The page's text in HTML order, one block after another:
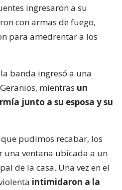
ingresaron a su
con armas de fuego,
para amedrentar a los
banda ingresó a una
mientras un
junto a su esposa y su
pudimos recabar, los
una ventana ubicada a un
de la casa. Una vez en el
intimidaron a la